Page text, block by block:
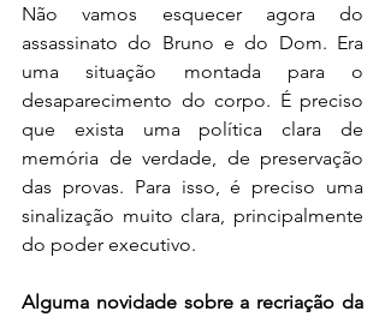
Não vamos esquecer agora do
assassinato do Bruno e do Dom. Era
uma situação montada para o
desaparecimento do corpo. É preciso
que exista uma política clara de
memória de verdade, de preservação
das provas. Para isso, é preciso uma
sinalização muito clara, principalmente
do poder executivo.
Alguma novidade sobre a recriação da